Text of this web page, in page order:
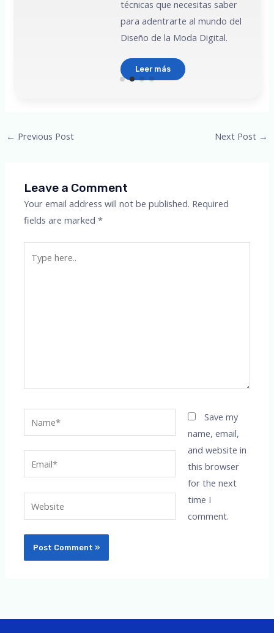
técnicas que necesitas saber
para adentrarte al mundo del
Diseño de la Moda Digital.
Leer más
Post
← Previous Post Next Post →
Leave a Comment
Your email address will not be published. Required
fields are marked*
here..
Save my
name, email,
and website in
this browser
for the next
time I
comment.